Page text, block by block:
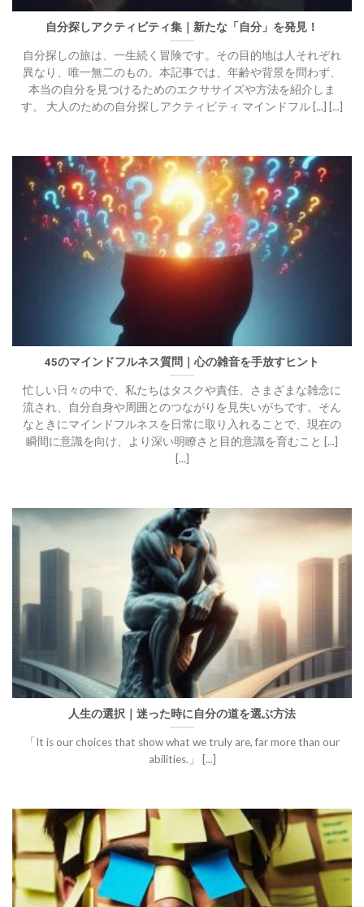
自分探しアクティビティ集｜新たな「自分」を発見！
自分探しの旅は、一生続く冒険です。その目的地は人それぞれ
異なり、唯一無二のもの。本記事では、年齢や背景を問わず、
本当の自分を見つけるためのエクササイズや方法を紹介しま
す。 大人のための自分探しアクティビティ マインドフル [...] [...]
45のマインドフルネス質問｜心の雑音を手放すヒント
忙しい日々の中で、私たちはタスクや責任、さまざまな雑念に
流され、自分自身や周囲とのつながりを見失いがちです。そん
なときにマインドフルネスを日常に取り入れることで、現在の
瞬間に意識を向け、より深い明瞭さと目的意識を育むこと [...]
[...]
人生の選択｜迷った時に自分の道を選ぶ方法
「It is our choices that show what we truly are, far more than our
abilities.」 [...]